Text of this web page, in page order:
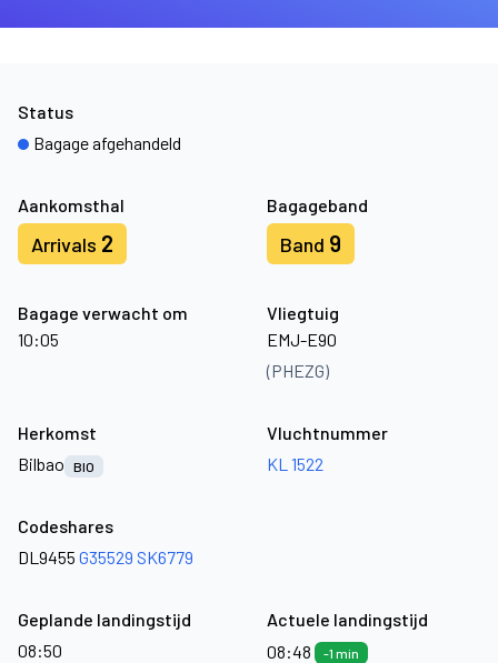
Aankomsthal
Arrivals 2
Bagageband
Band 9
Bagage verwacht om
10:05
Vliegtuig
EMJ-E90
(PHEZG)
Status
Bagage afgehandeld
Herkomst
Bilbao
BIO
Vluchtnummer
KL 1522
Codeshares
DL9455 G35529 SK6779
Geplande landingstijd
08:50
Actuele landingstijd
08:48
-1 min